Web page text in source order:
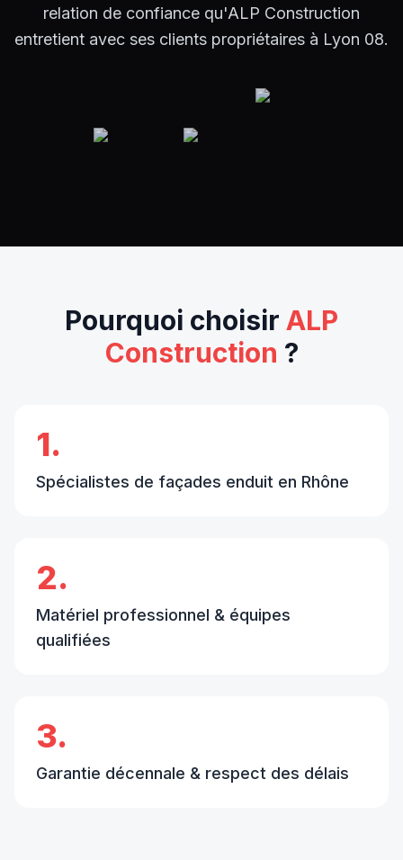
relation de confiance qu'ALP Construction
entretient avec ses clients propriétaires à Lyon 08.
Pourquoi choisir ALP
Construction ?
1.
Spécialistes de façades enduit en Rhône
2.
Matériel professionnel & équipes
qualifiées
3.
Garantie décennale & respect des délais